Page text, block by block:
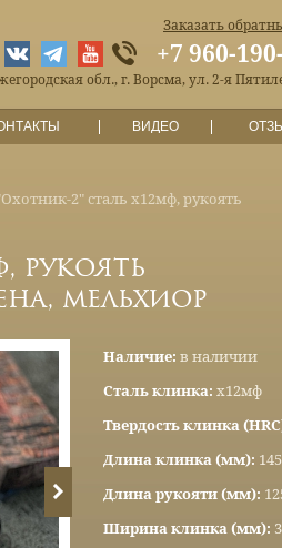
Заказать
+7 960-
обл., г. Ворсма, ул. 2-я
ВИДЕО
2" сталь х12мф, рукоять
рукоять
мельхиор
Наличие: в наличии
Сталь клинка: х12мф
Твердость клинка
Длина клинка (мм): 145
Длина рукояти (мм):
Ширина клинка (мм):